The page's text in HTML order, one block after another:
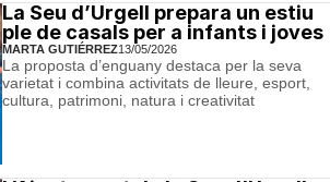
La Seu d’Urgell prepara un estiu
ple de casals per a infants i joves
MARTA GUTIÉRREZ13/05/2026
La proposta d’enguany destaca per la seva
varietat i combina activitats de lleure, esport,
cultura, patrimoni, natura i creativitat